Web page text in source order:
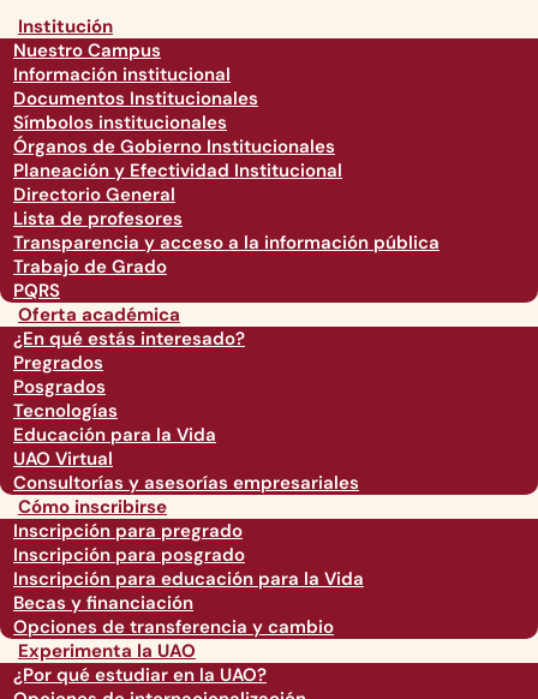
Institución
Nuestro Campus
Información institucional
Documentos Institucionales
Símbolos institucionales
Órganos de Gobierno Institucionales
Planeación y Efectividad Institucional
Directorio General
Lista de profesores
Transparencia y acceso a la información pública
Trabajo de Grado
PQRS
Oferta académica
¿En qué estás interesado?
Pregrados
Posgrados
Tecnologías
Educación para la Vida
UAO Virtual
Consultorías y asesorías empresariales
Cómo inscribirse
Inscripción para pregrado
Inscripción para posgrado
Inscripción para educación para la Vida
Becas y financiación
Opciones de transferencia y cambio
Experimenta la UAO
¿Por qué estudiar en la UAO?